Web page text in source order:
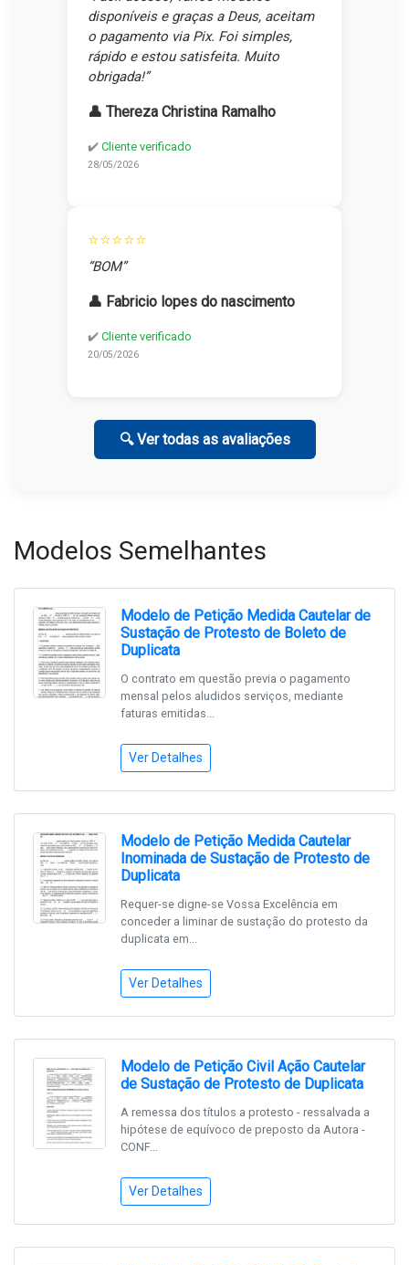
disponíveis e graças a Deus, aceitam
o pagamento via Pix. Foi simples,
rápido e estou satisfeita. Muito
obrigada!”
👤 Thereza Christina Ramalho
✔️ Cliente verificado
28/05/2026
⭐⭐⭐⭐⭐
“BOM”
👤 Fabricio lopes do nascimento
✔️ Cliente verificado
20/05/2026
🔍 Ver todas as avaliações
Modelos Semelhantes
Modelo de Petição Medida Cautelar de
Sustação de Protesto de Boleto de
Duplicata
O contrato em questão previa o pagamento
mensal pelos aludidos serviços, mediante
faturas emitidas...
Ver Detalhes
Modelo de Petição Medida Cautelar
Inominada de Sustação de Protesto de
Duplicata
Requer-se digne-se Vossa Excelência em
conceder a liminar de sustação do protesto da
duplicata em...
Ver Detalhes
Modelo de Petição Civil Ação Cautelar
de Sustação de Protesto de Duplicata
A remessa dos títulos a protesto - ressalvada a
hipótese de equívoco de preposto da Autora -
CONF...
Ver Detalhes